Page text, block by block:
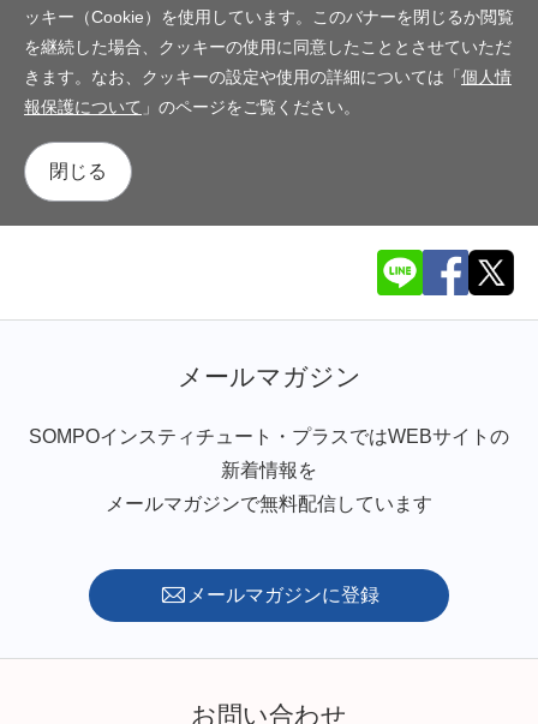
ッキー（Cookie）を使用しています。このバナーを閉じるか閲覧
を継続した場合、クッキーの使用に同意したこととさせていただ
きます。なお、クッキーの設定や使用の詳細については「個人情
報保護について 」のページをご覧ください。
閉じる
メールマガジン
SOMPOインスティチュート・プラスではWEBサイトの
新着情報を
メールマガジンで無料配信しています
メールマガジンに登録
お問い合わせ